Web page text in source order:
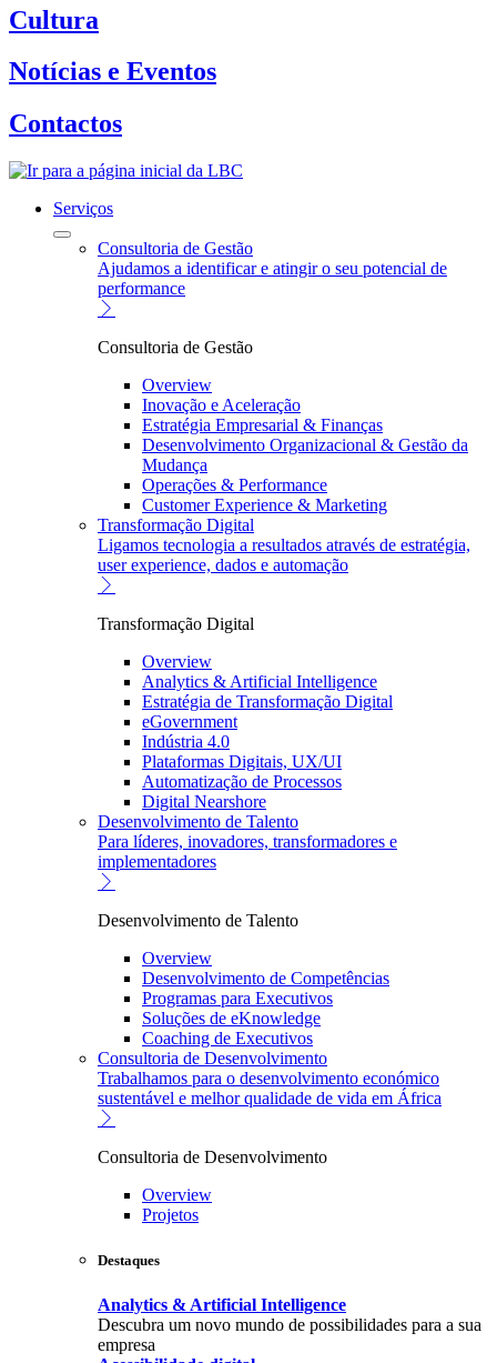
Cultura
Notícias e Eventos
Contactos
Serviços
Consultoria de Gestão
Ajudamos a identificar e atingir o seu potencial de
performance
Consultoria de Gestão
Overview
Inovação e Aceleração
Estratégia Empresarial & Finanças
Desenvolvimento Organizacional & Gestão da
Mudança
Operações & Performance
Customer Experience & Marketing
Transformação Digital
Ligamos tecnologia a resultados através de estratégia,
user experience, dados e automação
Transformação Digital
Overview
Analytics & Artificial Intelligence
Estratégia de Transformação Digital
eGovernment
Indústria 4.0
Plataformas Digitais, UX/UI
Automatização de Processos
Digital Nearshore
Desenvolvimento de Talento
Para líderes, inovadores, transformadores e
implementadores
Desenvolvimento de Talento
Overview
Desenvolvimento de Competências
Programas para Executivos
Soluções de eKnowledge
Coaching de Executivos
Consultoria de Desenvolvimento
Trabalhamos para o desenvolvimento económico
sustentável e melhor qualidade de vida em África
Consultoria de Desenvolvimento
Overview
Projetos
Destaques
Analytics & Artificial Intelligence
Descubra um novo mundo de possibilidades para a sua
empresa